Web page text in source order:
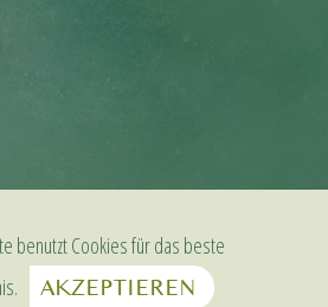
benutzt Cookies für das beste
AKZEPTIEREN